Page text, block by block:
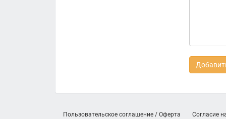
Пользовательское соглашение / Оферта
Согласие